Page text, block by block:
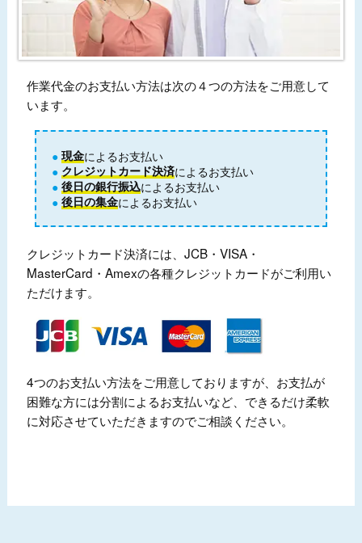
作業代金のお支払い方法は次の４つの方法をご用意して
います。
現金によるお支払い
クレジットカード決済によるお支払い
後日の銀行振込によるお支払い
後日の集金によるお支払い
クレジットカード決済には、JCB・VISA・
MasterCard・Amexの各種クレジットカードがご利用い
ただけます。
4つのお支払い方法をご用意しておりますが、お支払が
困難な方には分割によるお支払いなど、できるだけ柔軟
に対応させていただきますのでご相談ください。